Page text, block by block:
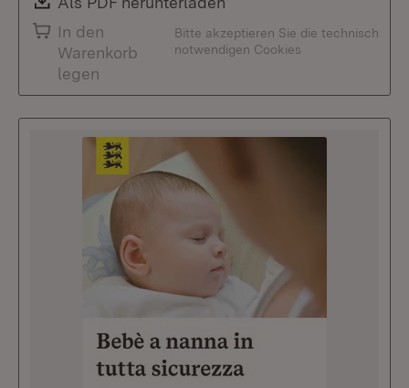
In den
Warenkorb
legen
Bitte akzeptieren Sie die technisch
notwendigen Cookies